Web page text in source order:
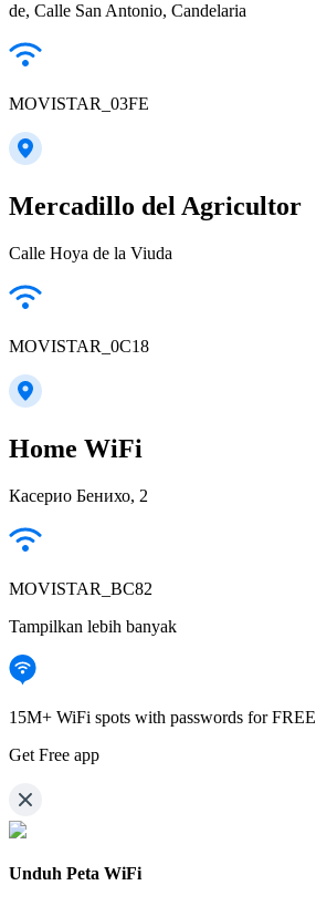
de, Calle San Antonio, Candelaria
MOVISTAR_03FE
Mercadillo del Agricultor
Calle Hoya de la Viuda
MOVISTAR_0C18
Home WiFi
Касерио Бенихо, 2
MOVISTAR_BC82
Tampilkan lebih banyak
15M+ WiFi spots with passwords for FREE
Get Free app
Unduh Peta WiFi